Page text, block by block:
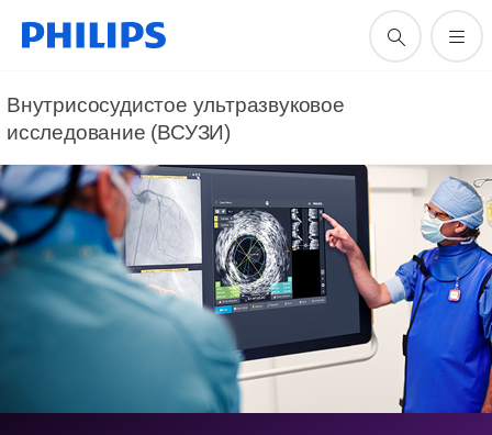
Внутрисосудистое ультразвуковое
исследование (ВСУЗИ)